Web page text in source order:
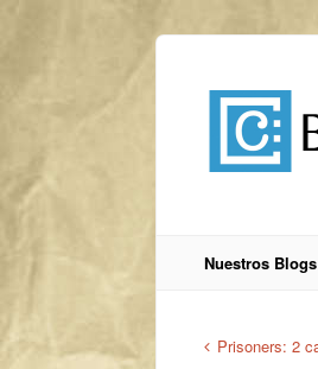
Nuestros Blogs
Prisoners: 2